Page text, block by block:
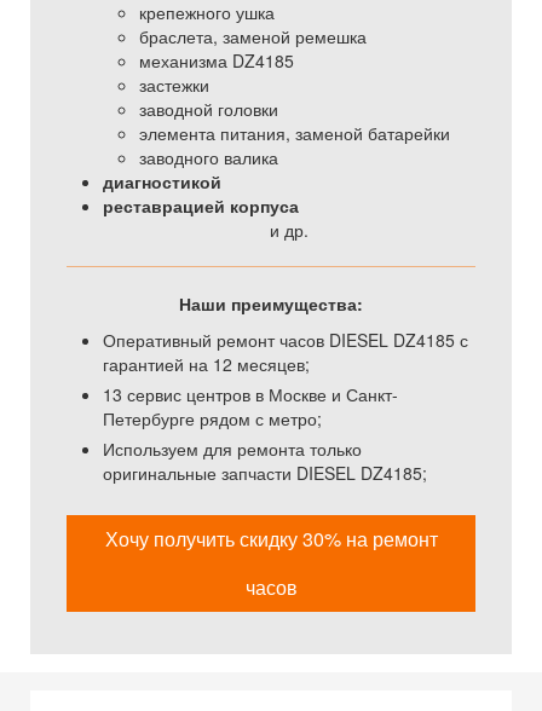
крепежного ушка
браслета, заменой ремешка
механизма DZ4185
застежки
заводной головки
элемента питания, заменой батарейки
заводного валика
диагностикой
реставрацией корпуса
и др.
Наши преимущества:
Оперативный ремонт часов DIESEL DZ4185 с
гарантией на 12 месяцев;
13 сервис центров в Москве и Санкт-
Петербурге рядом с метро;
Используем для ремонта только
оригинальные запчасти DIESEL DZ4185;
Хочу получить скидку 30% на ремонт
часов